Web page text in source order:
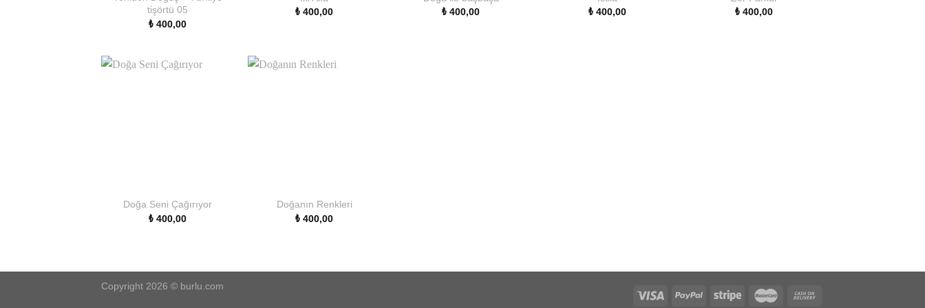
tişörtü 05
₺ 400,00
₺ 400,00
₺ 400,00
₺ 400,00
₺ 400,00
Doğa Seni Çağırıyor
₺ 400,00
Doğanın Renkleri
₺ 400,00
Copyright 2026 © burlu.com